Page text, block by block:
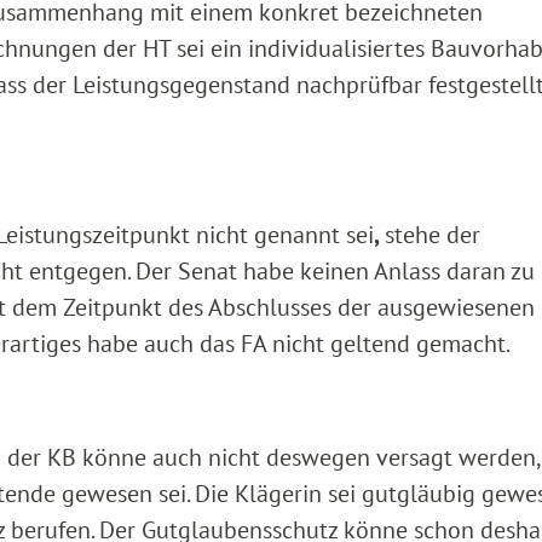
mit einem konkret bezeichneten
der HT sei ein individualisiertes
der Leistungsgegenstand nachprüfbar
nicht genannt sei,stehe der
entgegen. Der Senat habe keinen Anlass daran zu
Zeitpunkt des Abschlusses der ausgewiesenen
habe auch das FA nicht geltend gemacht.
KB könne auch nicht deswegen versagt
gewesen sei. Die Klägerin sei gutgläubig
Der Gutglaubensschutz könne schon